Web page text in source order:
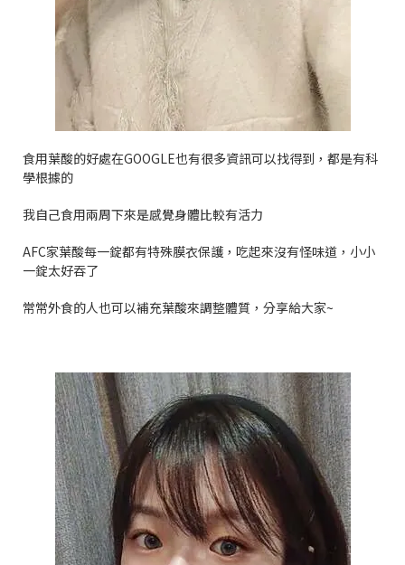
食用葉酸的好處在GOOGLE也有很多資訊可以找得到，都是有科
學根據的
我自己食用兩周下來是感覺身體比較有活力
AFC家葉酸每一錠都有特殊膜衣保護，吃起來沒有怪味道，小小
一錠太好吞了
常常外食的人也可以補充葉酸來調整體質，分享給大家~